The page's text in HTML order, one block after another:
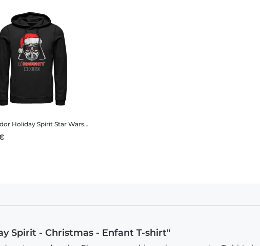
Holiday Spirit Star Wars - Dark Vador Holiday Spirit - Christmas - Unisex Sweat à capuche
Spirit - Christmas - Enfant T-shirt"